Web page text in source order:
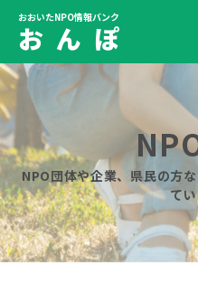
おおいたNPO情報バンク
お ん ぽ
NPO団体や企業、県民の方
て